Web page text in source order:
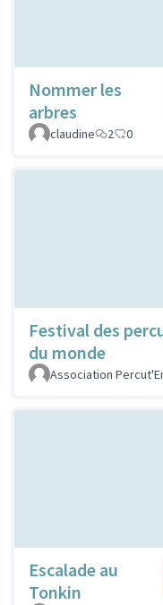
Nommer les
arbres
claudine
2 0
Festival des
du monde
Association
Escalade au
Tonkin